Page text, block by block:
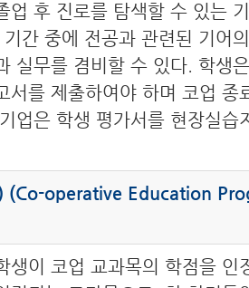
업 후 진로를 탐색할 수 있는
간 중에 전공과 관련된 기어
실무를 겸비할 수 있다. 학생
서를 제출하여야 하며 코업 종
업은 학생 평가서를 현장실습
(Co-operative Education
생이 코업 교과목의 학점을 인